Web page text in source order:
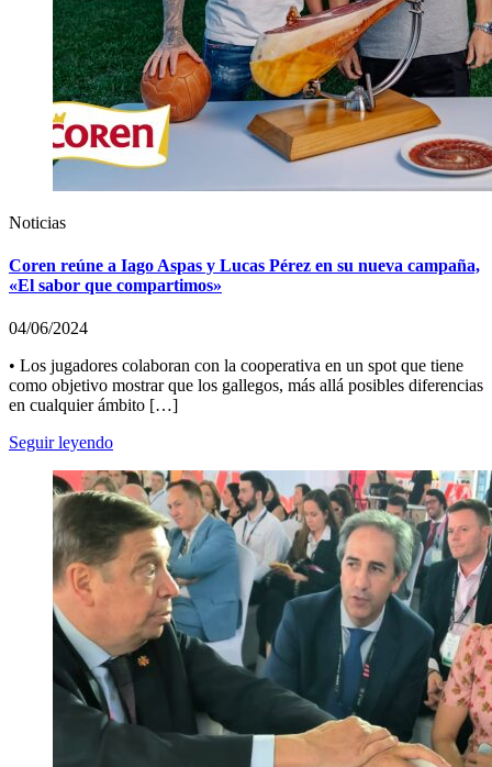
Noticias
Coren reúne a Iago Aspas y Lucas Pérez en su nueva campaña,
«El sabor que compartimos»
04/06/2024
• Los jugadores colaboran con la cooperativa en un spot que tiene
como objetivo mostrar que los gallegos, más allá posibles diferencias
en cualquier ámbito […]
Seguir leyendo